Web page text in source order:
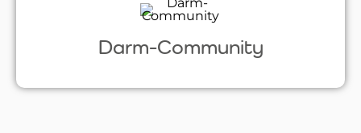
Darm-Community